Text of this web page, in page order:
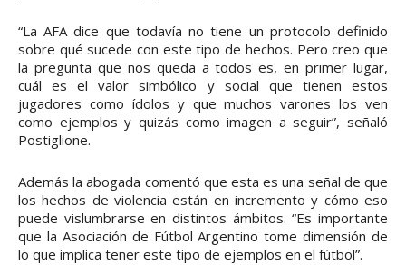
“La AFA dice que todavía no tiene un protocolo definido
sobre qué sucede con este tipo de hechos. Pero creo que
la pregunta que nos queda a todos es, en primer lugar,
cuál es el valor simbólico y social que tienen estos
jugadores como ídolos y que muchos varones los ven
como ejemplos y quizás como imagen a seguir”, señaló
Postiglione.
Además la abogada comentó que esta es una señal de que
los hechos de violencia están en incremento y cómo eso
puede vislumbrarse en distintos ámbitos. “Es importante
que la Asociación de Fútbol Argentino tome dimensión de
lo que implica tener este tipo de ejemplos en el fútbol”.